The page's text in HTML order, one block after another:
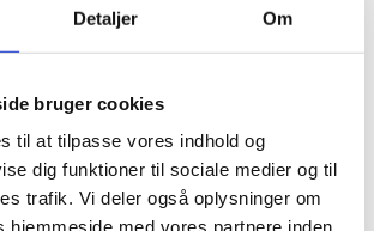
Detaljer Om
bruger cookies
til at tilpasse vores indhold og
dig funktioner til sociale medier og til
trafik. Vi deler også oplysninger om
hjemmeside med vores partnere inden
tandbørste og skån dine tænder ved
sure drikke, da de kan slide emaljen.
med fluor for at styrke emaljen.
eftersyn hosTandlægerne